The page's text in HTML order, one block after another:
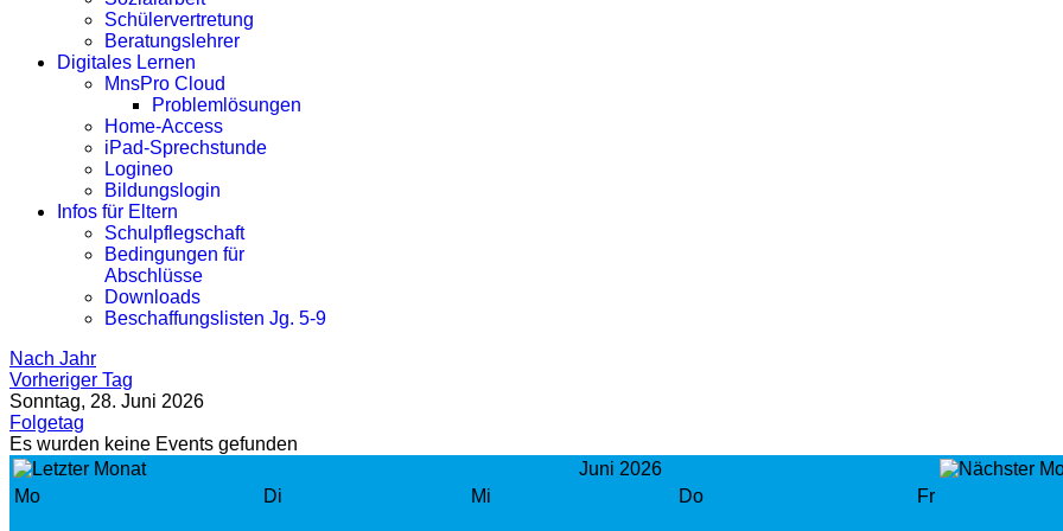
Schülervertretung
Beratungslehrer
Digitales Lernen
MnsPro Cloud
Problemlösungen
Home-Access
iPad-Sprechstunde
Logineo
Bildungslogin
Infos für Eltern
Schulpflegschaft
Bedingungen für
Abschlüsse
Downloads
Beschaffungslisten Jg. 5-9
Nach Jahr
Vorheriger Tag
Sonntag, 28. Juni 2026
Folgetag
Es wurden keine Events gefunden
Juni 2026
Mo
Di Mi Do Fr